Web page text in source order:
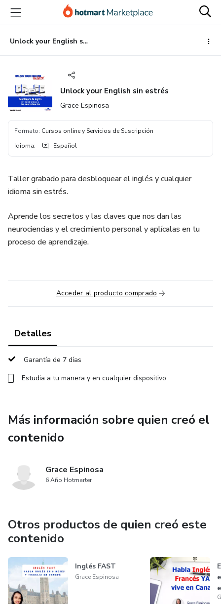
principal
página
de
página
Unlock your English sin estrés
Unlock your English sin estrés
Grace Espinosa
Formato: Cursos online y Servicios de Suscripción
Idioma: Español
Taller grabado para desbloquear el inglés y cualquier
idioma sin estrés.
Aprende los secretos y las claves que nos dan las
neurociencias y el crecimiento personal y aplícalas en tu
proceso de aprendizaje.
Acceder al producto comprado
Detalles
Garantía de 7 días
Estudia a tu manera y en cualquier dispositivo
Más información sobre quien creó el
contenido
Grace Espinosa
6 Año Hotmarter
Otros productos de quien creó este
contenido
Inglés FAST
Grace Espinosa